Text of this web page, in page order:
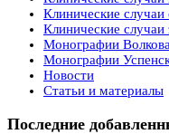
Клинические случаи
Клинические случаи
Монографии
Монографии
Новости
Статьи и материалы
Последние